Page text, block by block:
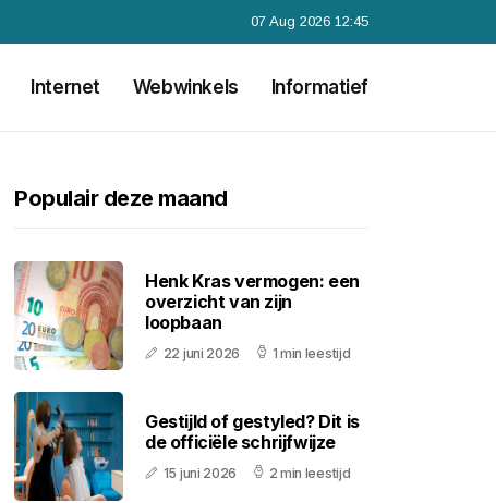
07 Aug 2026 12:45
Internet Webwinkels Informatief
Populair deze maand
Henk Kras vermogen: een
overzicht van zijn
loopbaan
22 juni 2026 1 min leestijd
Gestijld of gestyled? Dit is
de officiële schrijfwijze
15 juni 2026 2 min leestijd